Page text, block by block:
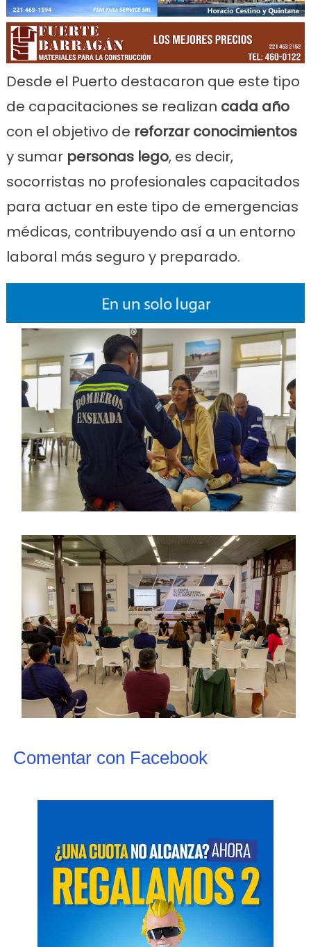
Desde el Puerto destacaron que este tipo
de capacitaciones se realizan cada año
con el objetivo de reforzar conocimientos
y sumar personas lego, es decir,
socorristas no profesionales capacitados
para actuar en este tipo de emergencias
médicas, contribuyendo así a un entorno
laboral más seguro y preparado.
Comentar con Facebook